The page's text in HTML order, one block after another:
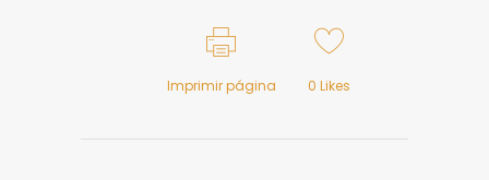
Imprimir página 0 Likes